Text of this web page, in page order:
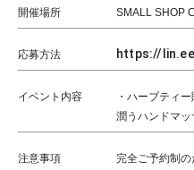
開催場所 SMALL SHOP C
応募方法 https://
イベント内容
・ハーブティ
潤うハンドマ
注意事項
完全ご予約制